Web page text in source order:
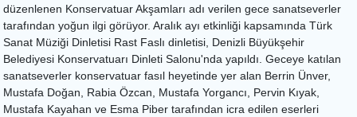
düzenlenen Konservatuar Akşamları adı verilen gece sanatseverler
tarafından yoğun ilgi görüyor. Aralık ayı etkinliği kapsamında Türk
Sanat Müziği Dinletisi Rast Faslı dinletisi, Denizli Büyükşehir
Belediyesi Konservatuarı Dinleti Salonu'nda yapıldı. Geceye katılan
sanatseverler konservatuar fasıl heyetinde yer alan Berrin Ünver,
Mustafa Doğan, Rabia Özcan, Mustafa Yorgancı, Pervin Kıyak,
Mustafa Kayahan ve Esma Piber tarafından icra edilen eserleri